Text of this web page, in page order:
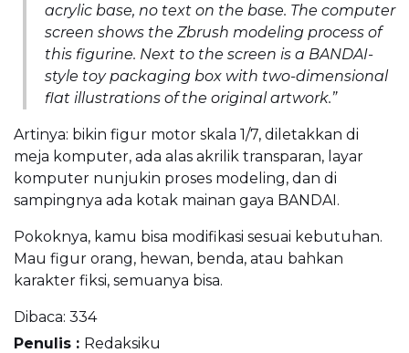
acrylic base, no text on the base. The computer
screen shows the Zbrush modeling process of
this figurine. Next to the screen is a BANDAI-
style toy packaging box with two-dimensional
flat illustrations of the original artwork.”
Artinya: bikin figur motor skala 1/7, diletakkan di
meja komputer, ada alas akrilik transparan, layar
komputer nunjukin proses modeling, dan di
sampingnya ada kotak mainan gaya BANDAI.
Pokoknya, kamu bisa modifikasi sesuai kebutuhan.
Mau figur orang, hewan, benda, atau bahkan
karakter fiksi, semuanya bisa.
Dibaca: 334
Penulis : Redaksiku